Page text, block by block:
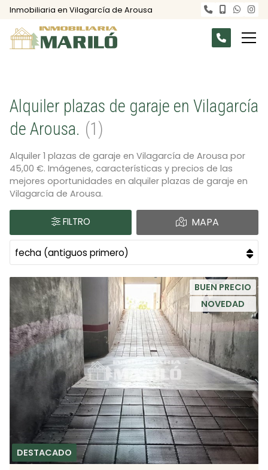
Inmobiliaria en Vilagarcía de Arousa
Alquiler plazas de garaje en Vilagarcía
de Arousa.
1
Alquiler 1 plazas de garaje en Vilagarcía de Arousa por
45,00 €. Imágenes, características y precios de las
mejores oportunidades en alquiler plazas de garaje en
Vilagarcía de Arousa.
FILTRO MAPA
BUEN PRECIO
NOVEDAD